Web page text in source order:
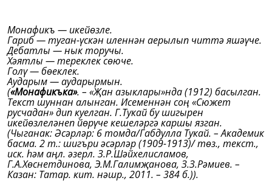
Монафикъ — икейөзле.
Гариб — туган-үскән иленнән аерылып читтә яшәүче.
Дебатлы — нык торучы.
Хәятлы — тереклек сөюче.
Голү — бөеклек.
Аударым — аударырмын.
(«Монафикъка». – «Җан азыклары»нда (1912) басылган.
Текст шуннан алынган. Исеменнән соң «Сюжет
русчадан» дип куелган. Г.Тукай бу шигырен
икейөзлеләнеп йөрүче кешеләргә каршы язган.
(Чыганак: Әсәрләр: 6 томда/Габдулла Тукай. – Академик
басма. 2 т.: шигъри әсәрләр (1909-1913)/ төз., текст.,
иск. һәм аңл. әзерл. З.Р.Шәйхелисламов,
Г.А.Хөснетдинова, Э.М.Галимҗанова, З.З.Рәмиев. –
Казан: Татар. кит. нәшр., 2011. – 384 б.)).